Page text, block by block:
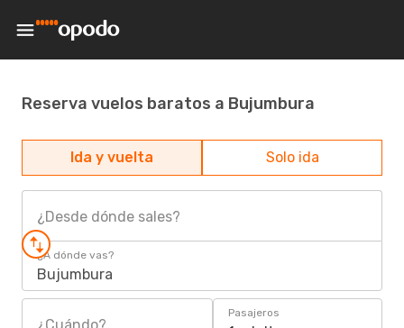
Reserva vuelos baratos a Bujumbura
Ida y vuelta Solo ida
¿Desde dónde sales?
¿A dónde vas?
Bujumbura
Pasajeros